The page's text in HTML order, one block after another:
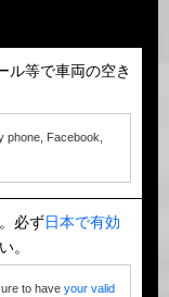
ル等で車両の空き
phone, Facebook,
必ず日本で有効
。
to have your valid